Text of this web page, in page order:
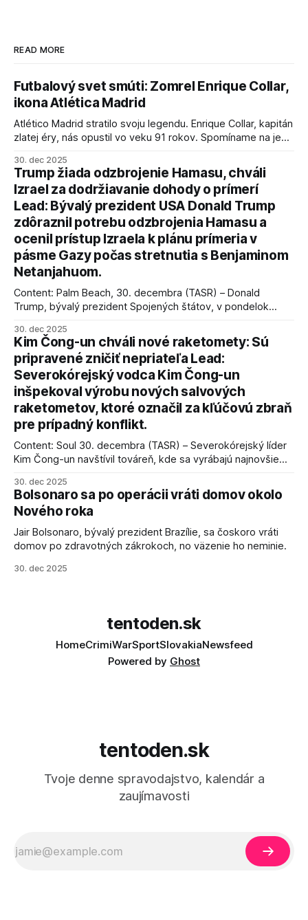
READ MORE
Futbalový svet smúti: Zomrel Enrique Collar,
ikona Atlética Madrid
Atlético Madrid stratilo svoju legendu. Enrique Collar, kapitán
zlatej éry, nás opustil vo veku 91 rokov. Spomíname na jeho
30. dec 2025
Trump žiada odzbrojenie Hamasu, chváli
Izrael za dodržiavanie dohody o prímerí
Lead: Bývalý prezident USA Donald Trump
zdôraznil potrebu odzbrojenia Hamasu a
ocenil prístup Izraela k plánu prímeria v
pásme Gazy počas stretnutia s Benjaminom
Netanjahuom.
Content: Palm Beach, 30. decembra (TASR) – Donald
Trump, bývalý prezident Spojených štátov, v pondelok
kľúčové pre úspešné dosiahnutie prímeria v Gaze. Agentúra
AFP informuje, že Trump vyjadril presvedčenie, že Izrael plní
podmienky dohody o prí
30. dec 2025
Kim Čong-un chváli nové raketomety: Sú
pripravené zničiť nepriateľa Lead:
Severokórejský vodca Kim Čong-un
inšpekoval výrobu nových salvových
raketometov, ktoré označil za kľúčovú zbraň
pre prípadný konflikt.
Content: Soul 30. decembra (TASR) – Severokórejský líder
Kim Čong-un navštívil továreň, kde sa vyrábajú najnovšie
schopnosti. Informovali o tom štátne médiá KĽDR, na ktoré
sa odvoláva agentúra AFP.
30. dec 2025
Bolsonaro sa po operácii vráti domov okolo
Nového roka
Jair Bolsonaro, bývalý prezident Brazílie, sa čoskoro vráti
domov po zdravotných zákrokoch, no väzenie ho neminie.
30. dec 2025
tentoden.sk
HomeCrimiWarSportSlovakiaNewsfeed
Powered by Ghost
tentoden.sk
Tvoje denne spravodajstvo, kalendár a
zaujímavosti